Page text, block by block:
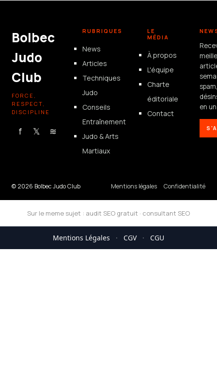
Bolbec
Judo
Club
FORCE,
RESPECT,
DISCIPLINE
f 𝕏 ≋
RUBRIQUES
News
Articles
Techniques
Judo
Conseils
Entraînement
Judo & Arts
Martiaux
LE
MÉDIA
À propos
L'équipe
Charte
éditoriale
Contact
en
© 2026 Bolbec Judo Club Mentions légales Confidentialité
Sur le meme sujet : audit SEO gratuit · consultant SEO
Mentions Légales · CGV · CGU